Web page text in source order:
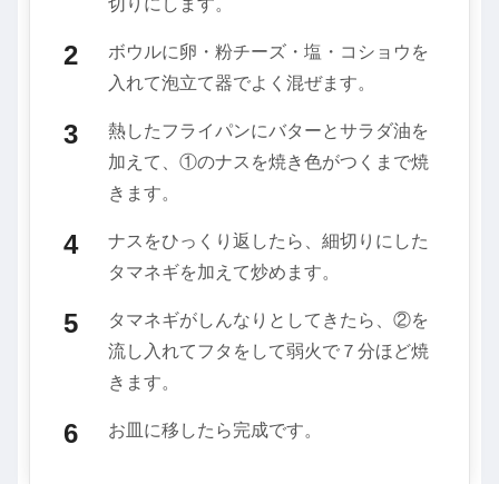
ボウルに卵・粉チーズ・塩・コショウを
入れて泡立て器でよく混ぜます。
熱したフライパンにバターとサラダ油を
加えて、①のナスを焼き色がつくまで焼
きます。
ナスをひっくり返したら、細切りにした
タマネギを加えて炒めます。
タマネギがしんなりとしてきたら、②を
流し入れてフタをして弱火で７分ほど焼
きます。
お皿に移したら完成です。